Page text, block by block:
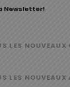
Newsletter!
LES
LES